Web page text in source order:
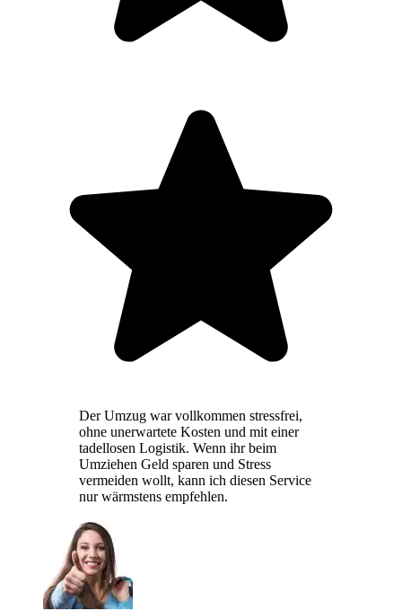
Der Umzug war vollkommen stressfrei,
ohne unerwartete Kosten und mit einer
tadellosen Logistik. Wenn ihr beim
Umziehen Geld sparen und Stress
vermeiden wollt, kann ich diesen Service
nur wärmstens empfehlen.